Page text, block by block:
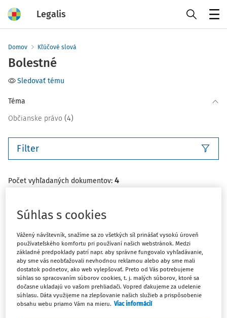
Legalis
Domov Kľúčové slová
Bolestné
Sledovať tému
Téma
Občianske právo (4)
Filter
Počet vyhľadaných dokumentov: 4
Najnovšie Najstaršie
ČLÁNKY
Ústavné limity § 9 ods. 7 zákona č.
437/2004 Z. z. o náhrade za bolesť a o
náhrade za sťaženie spoločenského
uplatnenia
Príspevok sa zaoberá aplikáciou § 9 ods. 7 zákona č.
Súhlas s cookies
Vážený návštevník, snažíme sa zo všetkých síl prinášať vysokú úroveň
používateľského komfortu pri používaní našich webstránok. Medzi
základné predpoklady patrí napr. aby správne fungovalo vyhľadávanie,
aby sme vás neobťažovali nevhodnou reklamou alebo aby sme mali
dostatok podnetov, ako web vylepšovať. Preto od Vás potrebujeme
súhlas so spracovaním súborov cookies, t. j. malých súborov, ktoré sa
dočasne ukladajú vo vašom prehliadači. Vopred ďakujeme za udelenie
súhlasu. Dáta využijeme na zlepšovanie našich služieb a prispôsobenie
obsahu webu priamo Vám na mieru. Viac informácií